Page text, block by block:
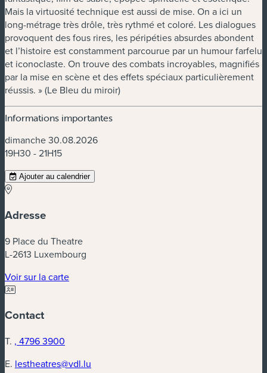
Mais la virtuosité technique est aussi de mise. On a ici un
long-métrage très drôle, très rythmé et coloré. Les dialogues
provoquent des fous rires, les péripéties absurdes abondent
et l’histoire est constamment parcourue par un humour farfelu
et iconoclaste. On trouve des combats incroyables, magnifiés
par la mise en scène et des effets spéciaux particulièrement
réussis. » (Le Bleu du miroir)
Informations importantes
dimanche 30.08.2026
19H30 - 21H15
Ajouter au calendrier
Adresse
9 Place du Theatre
L-2613 Luxembourg
Voir sur la carte(nouvelle fenêtre)
Contact
T. , 4796 3900
E. lestheatres@vdl.lu